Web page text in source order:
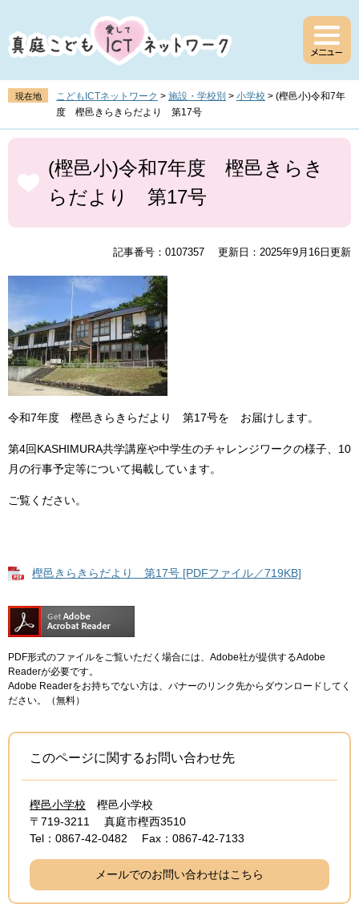
ジ
の
頭
す
。
ュ
ー
飛
し
て
現在地 こどもICTネットワーク > 施設・学校別 > 小学校 > (樫邑小)令和7年
度 樫邑きらきらだより 第17号
本
(樫邑小)令和7年度 樫邑きらき
らだより 第17号
記事番号：0107357 更新日：2025年9月16日更新
令和7年度 樫邑きらきらだより 第17号を お届けします。
第4回KASHIMURA共学講座や中学生のチャレンジワークの様子、10
月の行事予定等について掲載しています。
ご覧ください。
樫邑きらきらだより 第17号 [PDFファイル／719KB]
PDF形式のファイルをご覧いただく場合には、Adobe社が提供するAdobe
Readerが必要です。
Adobe Readerをお持ちでない方は、バナーのリンク先からダウンロードしてく
ださい。（無料）
このページに関するお問い合わせ先
樫邑小学校
樫邑小学校
〒719-3211
真庭市樫西3510
Tel：0867-42-0482
Fax：0867-42-7133
メールでのお問い合わせはこちら